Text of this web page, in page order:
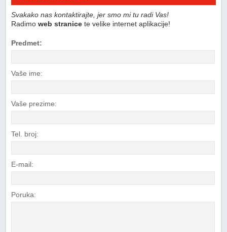
Svakako nas kontaktirajte, jer smo mi tu radi Vas!
Radimo web stranice te velike internet aplikacije!
Predmet:
Vaše ime:
Vaše prezime:
Tel. broj:
E-mail:
Poruka: